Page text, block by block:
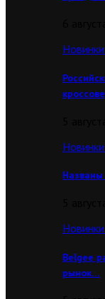
Belgee
рынок…